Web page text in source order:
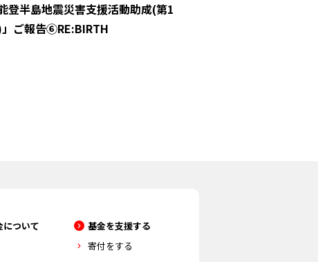
能登半島地震災害支援活動助成(第1
ご報告⑥RE:BIRTH
について
基金を支援する
寄付をする